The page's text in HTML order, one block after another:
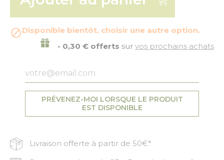
Disponible bientôt, choisir une autre option.
- 0,30 € offerts sur vos prochains achats
PRÉVENEZ-MOI LORSQUE LE PRODUIT
EST DISPONIBLE
Livraison offerte à partir de 50€*